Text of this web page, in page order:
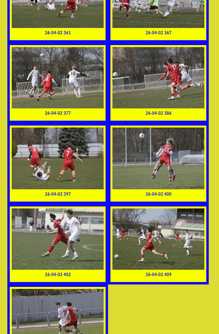
26-04-02 361 26-04-02 367
26-04-02 377 26-04-02 386
26-04-02 397 26-04-02 400
26-04-02 402 26-04-02 409